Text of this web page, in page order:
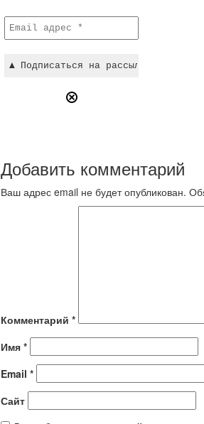
Добавить комментарий
Ваш адрес email не будет опубликован.
Комментарий *
Имя *
Email *
Сайт